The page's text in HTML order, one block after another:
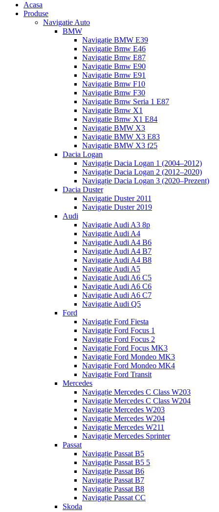
Acasa
Produse
Navigatie Auto
BMW
Navigație BMW E39
Navigatie Bmw E46
Navigatie Bmw E87
Navigatie Bmw E90
Navigatie Bmw E91
Navigatie Bmw F10
Navigatie Bmw F30
Navigatie Bmw Seria 1 E87
Navigatie Bmw X1
Navigatie Bmw X1 E84
Navigatie BMW X3
Navigatie BMW X3 E83
Navigatie BMW X3 f25
Dacia Logan
Navigație Dacia Logan 1 (2004–2012)
Navigație Dacia Logan 2 (2012–2020)
Navigație Dacia Logan 3 (2020–Prezent)
Dacia Duster
Navigatie Duster 2011
Navigatie Duster 2019
Audi
Navigatie Audi A3 8p
Navigatie Audi A4
Navigatie Audi A4 B6
Navigatie Audi A4 B7
Navigatie Audi A4 B8
Navigatie Audi A5
Navigatie Audi A6 C5
Navigatie Audi A6 C6
Navigatie Audi A6 C7
Navigatie Audi Q5
Ford
Navigație Ford Fiesta
Navigație Ford Focus 1
Navigație Ford Focus 2
Navigație Ford Focus MK3
Navigație Ford Mondeo MK3
Navigație Ford Mondeo MK4
Navigație Ford Transit
Mercedes
Navigație Mercedes C Class W203
Navigație Mercedes C Class W204
Navigație Mercedes W203
Navigație Mercedes W204
Navigație Mercedes W211
Navigație Mercedes Sprinter
Passat
Navigație Passat B5
Navigație Passat B5 5
Navigație Passat B6
Navigație Passat B7
Navigație Passat B8
Navigație Passat CC
Skoda